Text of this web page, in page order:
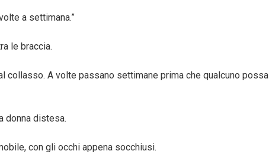
a settimana.”
le braccia.
collasso. A volte passano settimane prima che qualcuno possa
donna distesa.
con gli occhi appena socchiusi.